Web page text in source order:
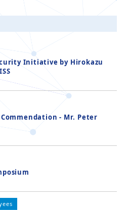
Initiative by Hirokazu
- Mr. Peter